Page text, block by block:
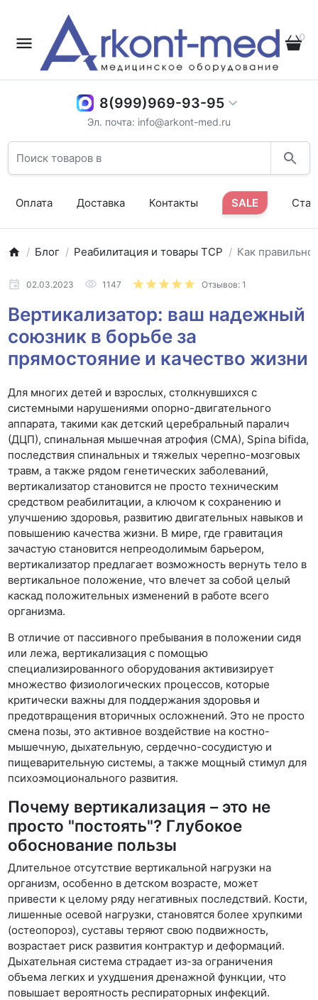
0
8(999)969-93-95
Эл. почта: info@arkont-med.ru
Оплата Доставка Контакты SALE
Блог Реабилитация и товары ТСР Как правильно
02.03.2023 1147 Отзывов: 1
Вертикализатор: ваш надежный
союзник в борьбе за
прямостояние и качество жизни
Для многих детей и взрослых, столкнувшихся с
системными нарушениями опорно-двигательного
аппарата, такими как детский церебральный паралич
(ДЦП), спинальная мышечная атрофия (СМА), Spina bifida,
последствия спинальных и тяжелых черепно-мозговых
травм, а также рядом генетических заболеваний,
вертикализатор становится не просто техническим
средством реабилитации, а ключом к сохранению и
улучшению здоровья, развитию двигательных навыков и
повышению качества жизни. В мире, где гравитация
зачастую становится непреодолимым барьером,
вертикализатор предлагает возможность вернуть тело в
вертикальное положение, что влечет за собой целый
каскад положительных изменений в работе всего
организма.
В отличие от пассивного пребывания в положении сидя
или лежа, вертикализация с помощью
специализированного оборудования активизирует
множество физиологических процессов, которые
критически важны для поддержания здоровья и
предотвращения вторичных осложнений. Это не просто
смена позы, это активное воздействие на костно-
мышечную, дыхательную, сердечно-сосудистую и
пищеварительную системы, а также мощный стимул для
психоэмоционального развития.
Почему вертикализация – это не
просто "постоять"? Глубокое
обоснование пользы
Длительное отсутствие вертикальной нагрузки на
организм, особенно в детском возрасте, может
привести к целому ряду негативных последствий. Кости,
лишенные осевой нагрузки, становятся более хрупкими
(остеопороз), суставы теряют свою подвижность,
возрастает риск развития контрактур и деформаций.
Дыхательная система страдает из-за ограничения
объема легких и ухудшения дренажной функции, что
повышает вероятность респираторных инфекций.